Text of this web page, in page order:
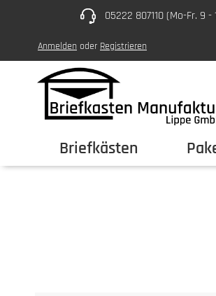
Hauptinhalt springen
Zur Hauptnavigation springen05222 807110 (Mo-Fr. 9 -
Anmelden oder Registrieren
Briefkästen